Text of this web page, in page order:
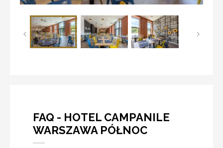
FAQ - HOTEL CAMPANILE
WARSZAWA PÓŁNOC